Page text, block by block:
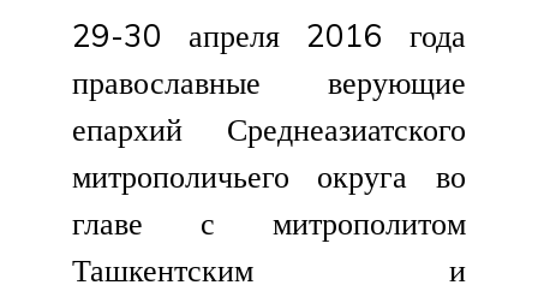
РФ
29-30 апреля 2016 года
православные верующие
епархий Среднеазиатского
митрополичьего округа во
главе с митрополитом
Ташкентским и